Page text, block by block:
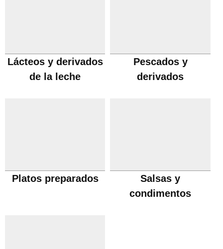
Lácteos y derivados
de la leche
Pescados y
derivados
Platos preparados
Salsas y
condimentos